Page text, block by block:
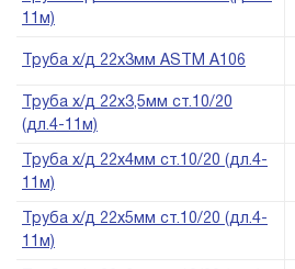
11м)
Труба х/д 22х3мм ASTM A106
Труба х/д 22х3,5мм ст.10/20
(дл.4-11м)
Труба х/д 22х4мм ст.10/20 (дл.4-
11м)
Труба х/д 22х5мм ст.10/20 (дл.4-
11м)